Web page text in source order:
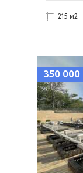
215 м2
350 000